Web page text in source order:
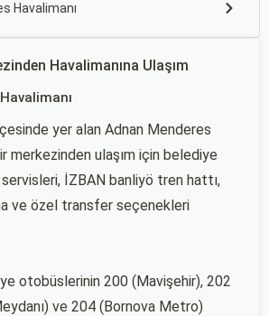
Havalimanı
Havalimanına Ulaşım
yer alan Adnan Menderes
merkezinden ulaşım için belediye
İZBAN banliyö tren hattı,
ve özel transfer seçenekleri
otobüslerinin 200 (Mavişehir), 202
ve 204 (Bornova Metro)